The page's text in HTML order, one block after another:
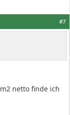
#7
netto finde ich